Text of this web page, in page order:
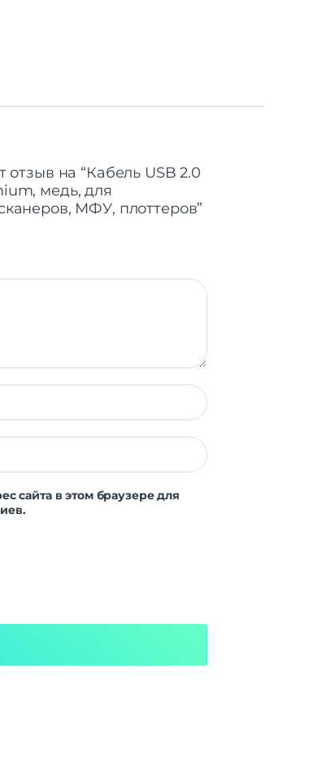
отзыв на “Кабель USB 2.0
медь, для
МФУ, плоттеров”
сайта в этом браузере для